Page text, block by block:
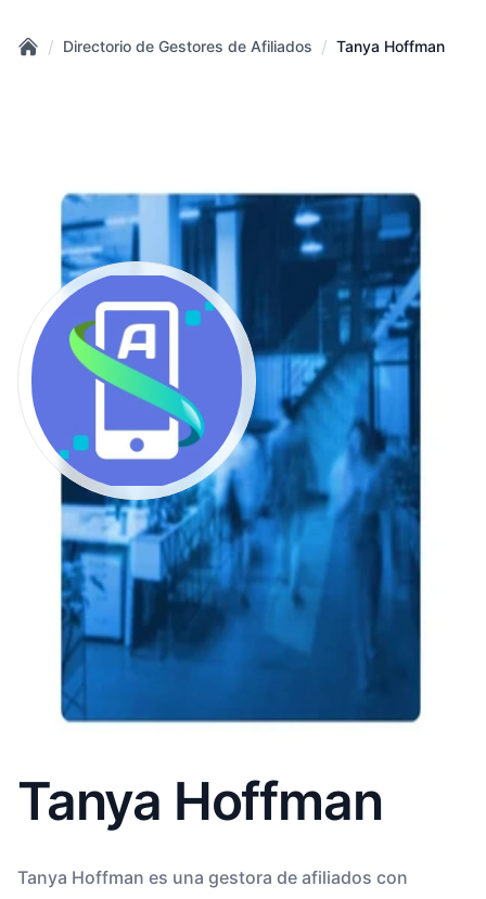
/ Directorio de Gestores de Afiliados / Tanya Hoffman
Tanya Hoffman
Tanya Hoffman es una gestora de afiliados con